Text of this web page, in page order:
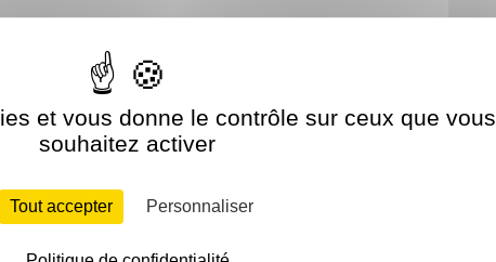
et vous donne le contrôle sur ceux que vous
souhaitez activer
Tout accepter Personnaliser